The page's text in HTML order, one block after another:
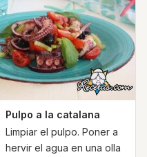
Pulpo a la catalana
Limpiar el pulpo. Poner a
hervir el agua en una olla